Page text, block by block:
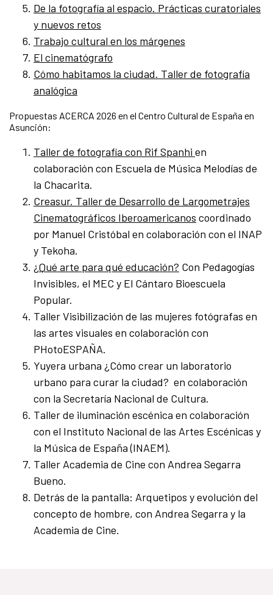
De la fotografía al espacio. Prácticas curatoriales
y nuevos retos
Trabajo cultural en los márgenes
El cinematógrafo
Cómo habitamos la ciudad. Taller de fotografía
analógica
Propuestas ACERCA 2026 en el Centro Cultural de España en
Asunción:
Taller de fotografía con Rif Spanhi en
colaboración con Escuela de Música Melodías de
la Chacarita.
Creasur. Taller de Desarrollo de Largometrajes
Cinematográficos Iberoamericanos coordinado
por Manuel Cristóbal en colaboración con el INAP
y Tekoha.
¿Qué arte para qué educación? Con Pedagogías
Invisibles, el MEC y El Cántaro Bioescuela
Popular.
Taller Visibilización de las mujeres fotógrafas en
las artes visuales en colaboración con
PHotoESPAÑA.
Yuyera urbana ¿Cómo crear un laboratorio
urbano para curar la ciudad? en colaboración
con la Secretaría Nacional de Cultura.
Taller de iluminación escénica en colaboración
con el Instituto Nacional de las Artes Escénicas y
la Música de España (INAEM).
Taller Academia de Cine con Andrea Segarra
Bueno.
Detrás de la pantalla: Arquetipos y evolución del
concepto de hombre, con Andrea Segarra y la
Academia de Cine.